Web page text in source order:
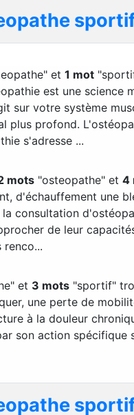
et 1 mot
est une
sur votre système
plus profond.
s'adresse ...
mots "osteopathe" et 4
d'échauffement une
consultation
de leur
et 3 mots "sportif"
une perte de
à la douleur
son action spécifique